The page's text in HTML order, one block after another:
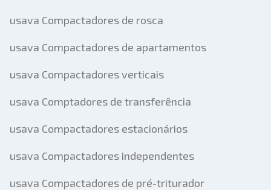
usava Compactadores de rosca
usava Compactadores de apartamentos
usava Compactadores verticais
usava Comptadores de transferência
usava Compactadores estacionários
usava Compactadores independentes
usava Compactadores de pré-triturador